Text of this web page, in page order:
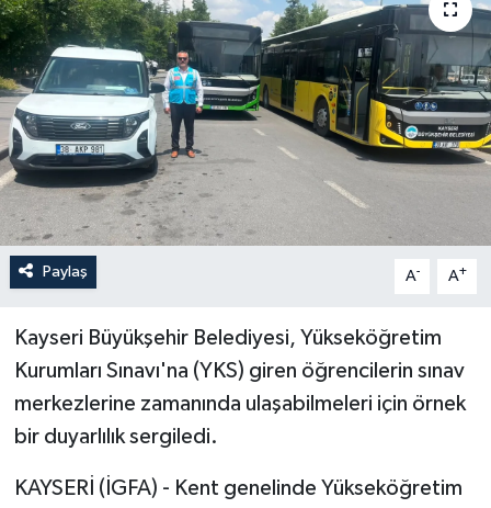
Paylaş A- A+
Kayseri Büyükşehir Belediyesi, Yükseköğretim
Kurumları Sınavı'na (YKS) giren öğrencilerin sınav
merkezlerine zamanında ulaşabilmeleri için örnek
bir duyarlılık sergiledi.
KAYSERİ (İGFA) - Kent genelinde Yükseköğretim